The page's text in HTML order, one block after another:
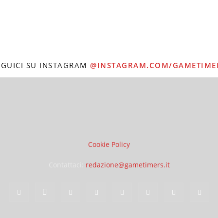
SU INSTAGRAM @INSTAGRAM.COM/
Cookie Policy
redazione@gametimers.it